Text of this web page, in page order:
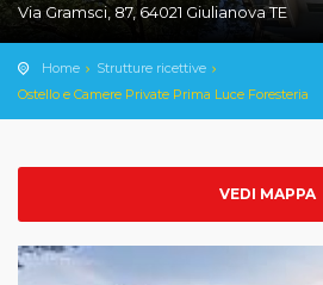
Via Gramsci, 87, 64021 Giulianova TE
Home
Strutture ricettive
Ostello e Camere Private Prima Luce Foresteria
VEDI MAPPA